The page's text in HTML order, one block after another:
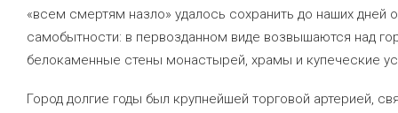
«всем смертям назло» удалось сохранить до наших дней
самобытности: в первозданном виде возвышаются над
белокаменные стены монастырей, храмы и купеческие
Город долгие годы был крупнейшей торговой артерией,